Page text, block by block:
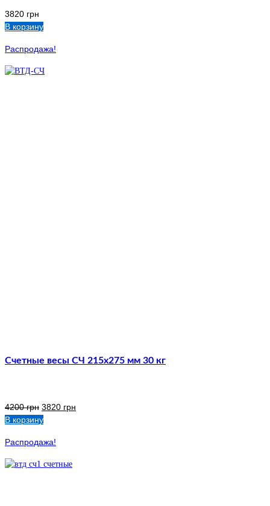
3820 грн
В корзину
Распродажа!
Счетные весы СЧ 215х275 мм 30 кг
4200грн 3820 грн
В корзину
Распродажа!